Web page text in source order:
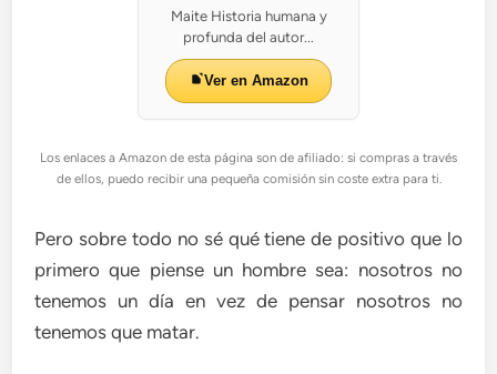
Maite Historia humana y
profunda del autor...
Ver en Amazon
Los enlaces a Amazon de esta página son de afiliado: si compras a través
de ellos, puedo recibir una pequeña comisión sin coste extra para ti.
Pero sobre todo no sé qué tiene de positivo que lo
primero que piense un hombre sea: nosotros no
tenemos un día en vez de pensar nosotros no
tenemos que matar.